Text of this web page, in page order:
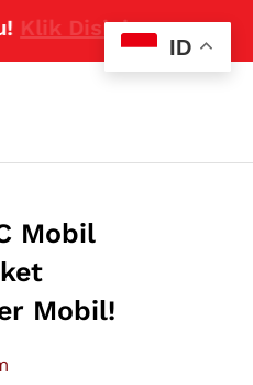
Disini
Mobil
Mobil!
ID